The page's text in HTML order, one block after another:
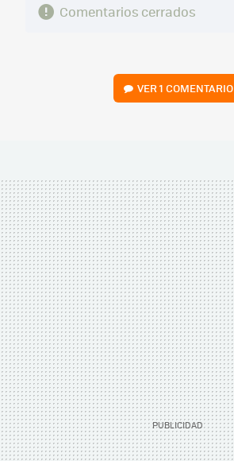
Comentarios cerrados
VER1 COMENTARIO